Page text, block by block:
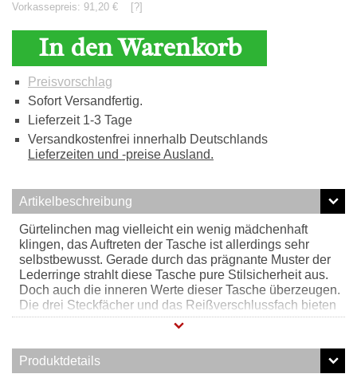
Vorkassepreis: 91,20 € [?]
In den Warenkorb
Preisvorschlag
Sofort Versandfertig.
Lieferzeit 1-3 Tage
Versandkostenfrei innerhalb Deutschlands
Lieferzeiten und -preise Ausland.
Artikelbeschreibung
Gürtelinchen mag vielleicht ein wenig mädchenhaft
klingen, das Auftreten der Tasche ist allerdings sehr
selbstbewusst. Gerade durch das prägnante Muster der
Lederringe strahlt diese Tasche pure Stilsicherheit aus.
Doch auch die inneren Werte dieser Tasche überzeugen.
Die drei Steckfächer und das Reißverschlussfach bieten
genug Möglichkeiten, um das Wesentliche des Alltags zu
alles Wichtige.
Produktdetails